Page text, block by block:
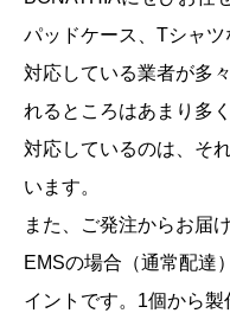
パッドケース、Tシャ
対応している業者が多
れるところはあまり多
対応しているのは、そ
います。
また、ご発注からお届
EMSの場合（通常配達
イントです。1個から